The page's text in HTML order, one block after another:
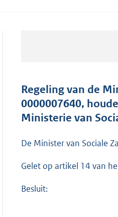
Regeling van de
0000007640,
Ministerie van
De Minister van Sociale
Gelet op artikel 14 van
Besluit: